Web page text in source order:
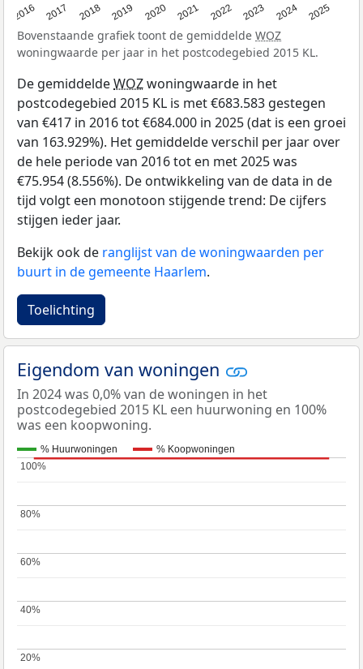
2016 2017 2018 2019 2020 2021 2022 2023 2024 2025
Bovenstaande grafiek toont de gemiddelde WOZ
woningwaarde per jaar in het postcodegebied 2015 KL.
De gemiddeldeWOZwoningwaarde in het
postcodegebied 2015 KL is met €683.583 gestegen
van €417 in 2016 tot €684.000 in 2025 (dat is een groei
van 163.929%). Het gemiddelde verschil per jaar over
de hele periode van 2016 tot en met 2025 was
€75.954 (8.556%). De ontwikkeling van de data in de
tijd volgt een monotoon stijgende trend: De cijfers
stijgen ieder jaar.
Bekijk ook de ranglijst van de woningwaarden per
buurt in de gemeente Haarlem.
Toelichting
Eigendom van woningen
In 2024 was 0,0% van de woningen in het
postcodegebied 2015 KL een huurwoning en 100%
was een koopwoning.
% Huurwoningen % Koopwoningen
20%
20%
40%
40%
60%
60%
80%
80%
100%
100%